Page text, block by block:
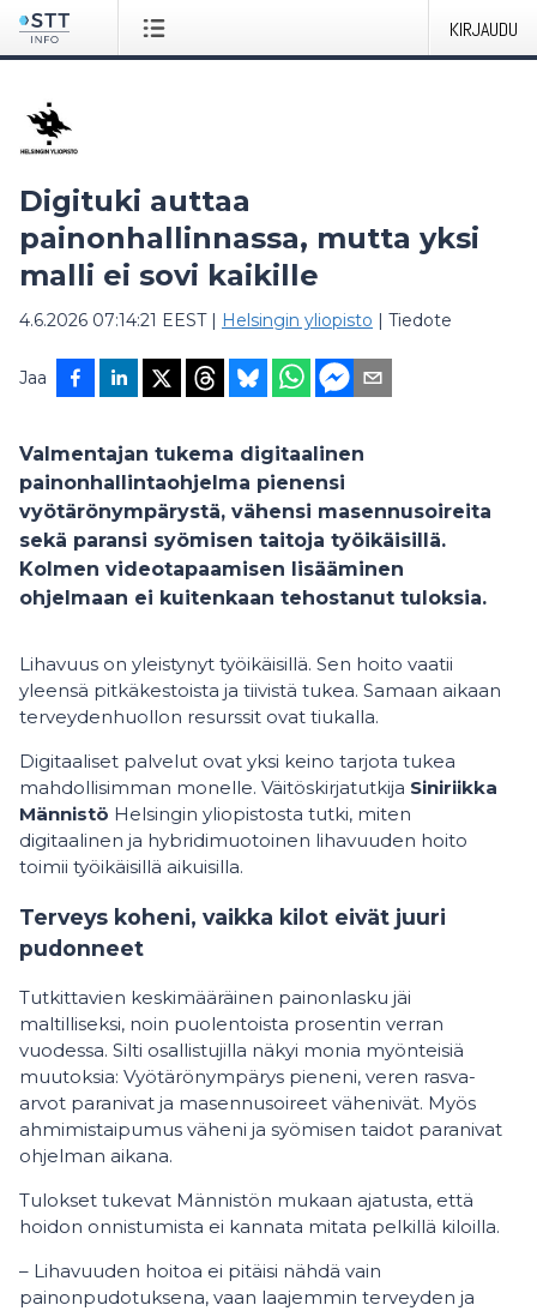
KIRJAUDU
Digituki auttaa
painonhallinnassa, mutta yksi
malli ei sovi kaikille
4.6.2026 07:14:21 EEST| Helsingin yliopisto | Tiedote
Jaa
Valmentajan tukema digitaalinen
painonhallintaohjelma pienensi
vyötärönympärystä, vähensi masennusoireita
sekä paransi syömisen taitoja työikäisillä.
Kolmen videotapaamisen lisääminen
ohjelmaan ei kuitenkaan tehostanut tuloksia.
Lihavuus on yleistynyt työikäisillä. Sen hoito vaatii
yleensä pitkäkestoista ja tiivistä tukea. Samaan aikaan
terveydenhuollon resurssit ovat tiukalla.
Digitaaliset palvelut ovat yksi keino tarjota tukea
mahdollisimman monelle. Väitöskirjatutkija Siniriikka
Männistö Helsingin yliopistosta tutki, miten
digitaalinen ja hybridimuotoinen lihavuuden hoito
toimii työikäisillä aikuisilla.
Terveys koheni, vaikka kilot eivät juuri
pudonneet
Tutkittavien keskimääräinen painonlasku jäi
maltilliseksi, noin puolentoista prosentin verran
vuodessa. Silti osallistujilla näkyi monia myönteisiä
muutoksia: Vyötärönympärys pieneni, veren rasva-
arvot paranivat ja masennusoireet vähenivät. Myös
ahmimistaipumus väheni ja syömisen taidot paranivat
ohjelman aikana.
Tulokset tukevat Männistön mukaan ajatusta, että
hoidon onnistumista ei kannata mitata pelkillä kiloilla.
– Lihavuuden hoitoa ei pitäisi nähdä vain
painonpudotuksena, vaan laajemmin terveyden ja